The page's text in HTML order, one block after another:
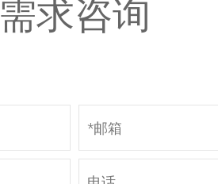
需求咨询